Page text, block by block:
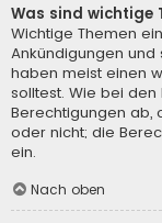
Was sind wichtige
Wichtige Themen
Ankündigungen und
haben meist einen
solltest. Wie bei
Berechtigungen ab,
oder nicht; die
ein.
Nach oben